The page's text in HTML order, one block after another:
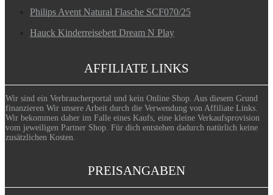
Philips Avent Natural Flasche SCF070/25
Hauck Kinderreisebett Dream N Play
AFFILIATE LINKS
Wir sind ein Verbraucherportal und kein Online Shop. Aus diesem Grund
finanzieren Wir unsere Arbeit durch die Verwendung von Affiliate Links.
Wir bekommen daher im Falle eines Kaufs, eine kleine Verkaufsprovision
vom jeweiligen Partner Shop. Für dich entstehen dadurch natürlich keine
zusätzlichen Kosten.
PREISANGABEN